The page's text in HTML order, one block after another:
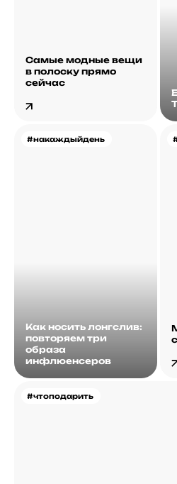
Самые модные вещи
в полоску прямо
сейчас
#накаждыйдень
Как носить лонгслив:
повторяем три
образа
инфлюенсеров
#чтоподарить